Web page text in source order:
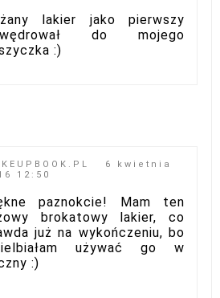
lakier jako pierwszy
do mojego
:)
6 kwietnia
12:50
paznokcie! Mam ten
brokatowy lakier, co
już na wykończeniu, bo
używać go w
:)